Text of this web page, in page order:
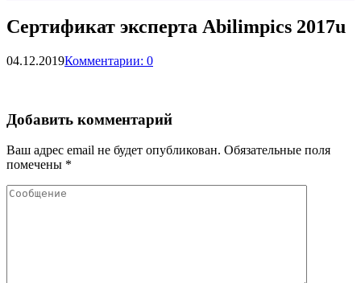
Сертификат эксперта Abilimpics 2017u
04.12.2019Комментарии: 0
Добавить комментарий
Ваш адрес email не будет опубликован. Обязательные поля
помечены *